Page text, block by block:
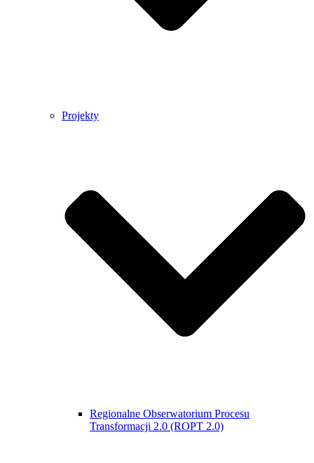
Projekty
Regionalne Obserwatorium Procesu
Transformacji 2.0 (ROPT 2.0)